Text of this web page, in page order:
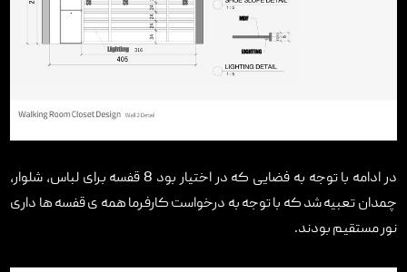
در ادامه با توجه به فضایی که در اختیار بود 8 قفسه برای لباس، شلوار،
چمدان تعبیه شد که با توجه به درخواست کارفرما همه ی قفسه ها داری
نور مستقیم بودند.